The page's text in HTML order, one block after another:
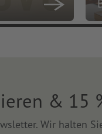
& 15
Wir halten